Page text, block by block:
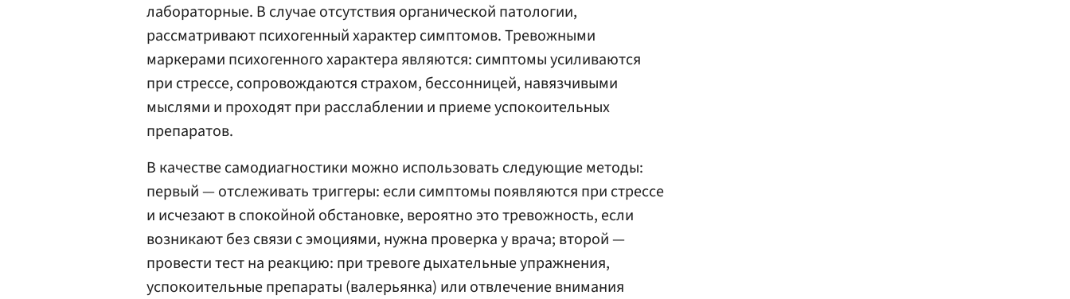
лабораторные. В случае отсутствия органической патологии,
рассматривают психогенный характер симптомов. Тревожными
маркерами психогенного характера являются: симптомы усиливаются
при стрессе, сопровождаются страхом, бессонницей, навязчивыми
мыслями и проходят при расслаблении и приеме успокоительных
препаратов.
В качестве самодиагностики можно использовать следующие методы:
первый — отслеживать триггеры: если симптомы появляются при стрессе
и исчезают в спокойной обстановке, вероятно это тревожность, если
возникают без связи с эмоциями, нужна проверка у врача; второй —
провести тест на реакцию: при тревоге дыхательные упражнения,
успокоительные препараты (валерьянка) или отвлечение внимания